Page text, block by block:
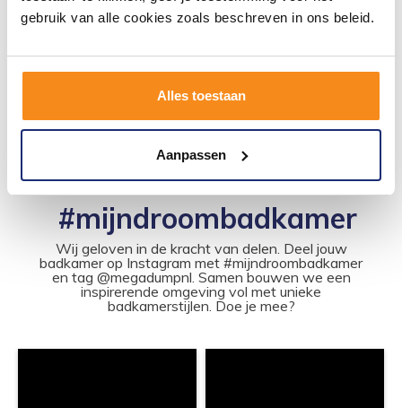
gebruik van alle cookies zoals beschreven in ons beleid.
Alles toestaan
Aanpassen
737,00
Meer info
737,00
Meer info
1 2 3 4 5 13
#mijndroombadkamer
Wij geloven in de kracht van delen. Deel jouw
badkamer op Instagram met #mijndroombadkamer
en tag @megadumpnl. Samen bouwen we een
inspirerende omgeving vol met unieke
badkamerstijlen. Doe je mee?